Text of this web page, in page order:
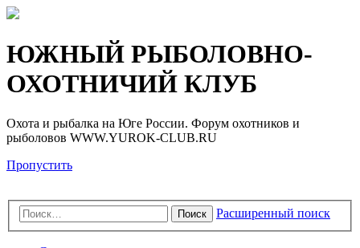
Регистрация
ЮЖНЫЙ РЫБОЛОВНО-
ОХОТНИЧИЙ КЛУБ
Охота и рыбалка на Юге России. Форум охотников и
рыболовов WWW.YUROK-CLUB.RU
Пропустить
Поиск Расширенный поиск